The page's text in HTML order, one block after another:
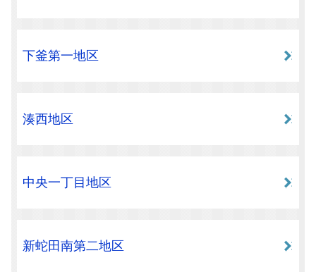
下釜第一地区
湊西地区
中央一丁目地区
新蛇田南第二地区